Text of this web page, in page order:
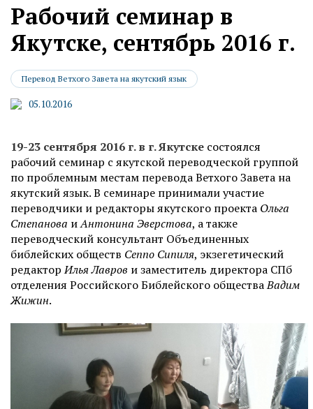
Рабочий семинар в
Якутске, сентябрь 2016 г.
Перевод Ветхого Завета на якутский язык
05.10.2016
19-23 сентября 2016 г. в г. Якутске состоялся
рабочий семинар с якутской переводческой группой
по проблемным местам перевода Ветхого Завета на
якутский язык. В семинаре принимали участие
переводчики и редакторы якутского проекта Ольга
Степанова иАнтонина Эверстова, а также
переводческий консультант Объединенных
библейских обществ Сеппо Сипиля, экзегетический
редакторИлья Лавров и заместитель директора СПб
отделения Российского Библейского обществаВадим
Жижин.